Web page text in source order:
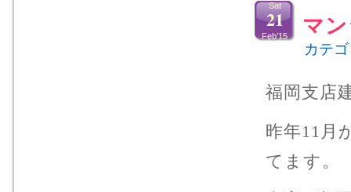
マ
Sat
21
Feb’15
カテ
福岡支店
昨年11月
てます。